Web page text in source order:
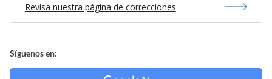
Revisa nuestra página de correcciones
Síguenos en: